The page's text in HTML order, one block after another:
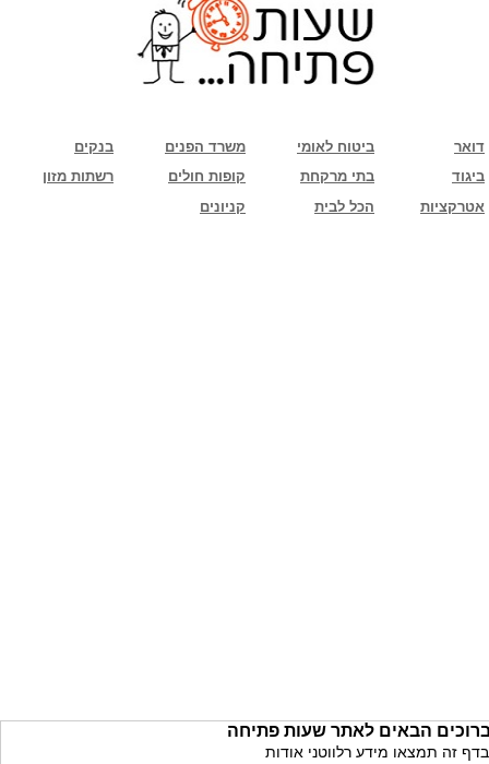
בנקים משרד הפנים ביטוח לאומי
דואר
רשתות מזון
קופות חולים בתי מרקחת
ביגוד
קניונים
הכל לבית אטרקציות
הבאים לאתר שעות פתיחה
בדף זה תמצאו מידע רלווטני אודות